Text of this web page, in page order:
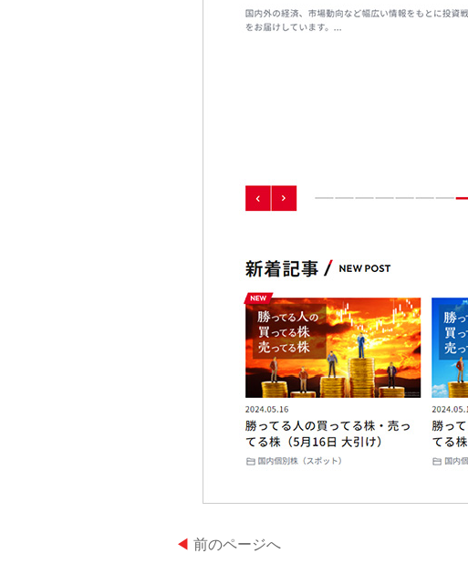
◀ 前のページへ